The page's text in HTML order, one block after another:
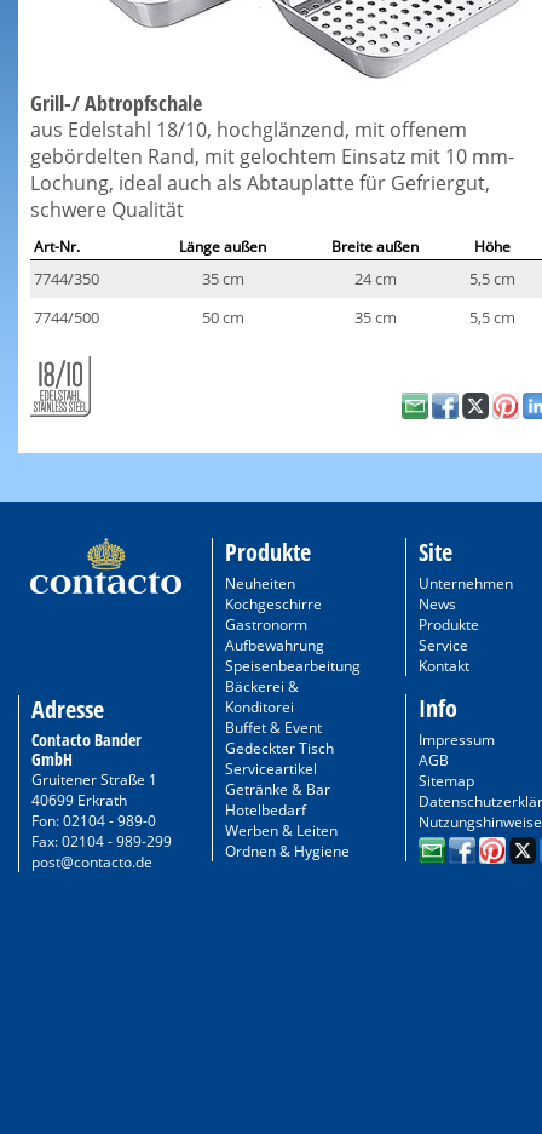
Grill-/ Abtropfschale
aus Edelstahl 18/10, hochglänzend, mit offenem
gebördelten Rand, mit gelochtem Einsatz mit 10 mm-
Lochung, ideal auch als Abtauplatte für Gefriergut,
schwere Qualität
Art-Nr. Länge außen Breite außen Höhe
7744/350 35 cm 24 cm
5,5 cm
7744/500
50 cm 35 cm 5,5 cm
Adresse
Contacto Bander
GmbH
Gruitener Straße 1
40699 Erkrath
Fon: 02104 - 989-0
Fax: 02104 - 989-299
post@contacto.de
Produkte
Neuheiten
Kochgeschirre
Gastronorm
Aufbewahrung
Speisenbearbeitung
Bäckerei &
Konditorei
Buffet & Event
Gedeckter Tisch
Serviceartikel
Getränke & Bar
Hotelbedarf
Werben & Leiten
Ordnen & Hygiene
Site
Unternehmen
News
Produkte
Service
Kontakt
Info
Impressum
AGB
Sitemap
Nutzungshinweise